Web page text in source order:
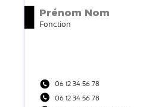
06 12 34 56 78
06 12 34 56 78
Fonction
Prénom Nom